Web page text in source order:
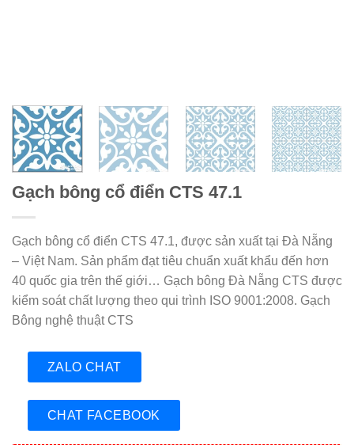
Gạch bông cổ điển CTS 47.1
Gạch bông cổ điển CTS 47.1, được sản xuất tại Đà Nẵng
– Việt Nam. Sản phẩm đạt tiêu chuẩn xuất khẩu đến hơn
40 quốc gia trên thế giới… Gạch bông Đà Nẵng CTS được
kiểm soát chất lượng theo qui trình ISO 9001:2008. Gạch
Bông nghệ thuật CTS
ZALO CHAT
CHAT FACEBOOK